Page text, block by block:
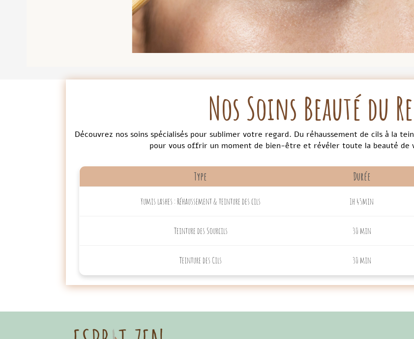
Nos Soins Beauté du
Découvrez nos soins spécialisés pour sublimer votre regard. Du réhaussement de cils à la
pour vous offrir un moment de bien-être et révéler toute la beauté de
Type Durée
Yumis lashes : Réhaussement & teinture des cils 1h 45min
Teinture des Sourcils 30 min
Teinture des Cils 30 min